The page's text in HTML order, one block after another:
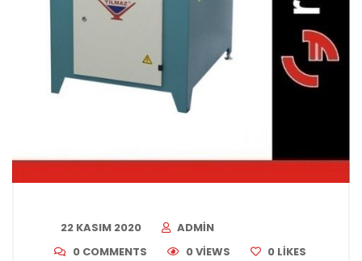
22 KASIM 2020
ADMIN
0 COMMENTS
0 VIEWS 0 LIKES